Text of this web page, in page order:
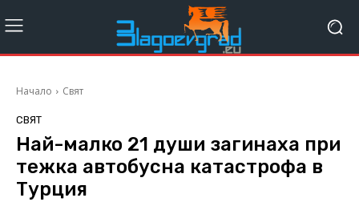
Начало Свят
СВЯТ
Най-малко 21 души загинаха при
тежка автобусна катастрофа в
Турция